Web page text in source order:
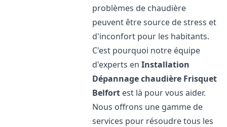
problèmes de chaudière
peuvent être source de stress et
d'inconfort pour les habitants.
C'est pourquoi notre équipe
d'experts enInstallation
Dépannage chaudière Frisquet
Belfort est là pour vous aider.
Nous offrons une gamme de
services pour résoudre tous les